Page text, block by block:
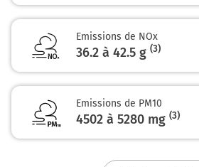
Emissions de NOx
36.2 à 42.5 g (3)
Emissions de PM10
4502 à 5280 mg (3)